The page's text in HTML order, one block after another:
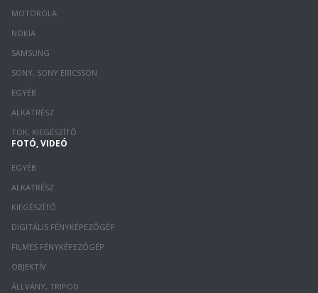
MOTOROLA
NOKIA
SAMSUNG
SONY, SONY ERICSSON
EGYÉB
ALKATRÉSZ
TOK, KIEGÉSZÍTŐ
FOTÓ, VIDEÓ
EGYÉB
ALKATRÉSZ
KIEGÉSZÍTŐ
DIGITÁLIS FÉNYKÉPEZŐGÉP
FILMES FÉNYKÉPEZŐGÉP
OBJEKTÍV
ÁLLVÁNY, TRIPOD